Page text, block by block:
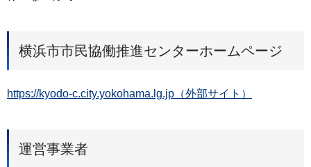
横浜市市民協働推進センターホームページ
https://kyodo-c.city.yokohama.lg.jp（外部サイト）
運営事業者